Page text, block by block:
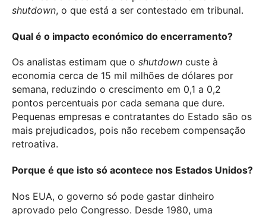
shutdown, o que está a ser contestado em tribunal.
Qual é o impacto económico do encerramento?
Os analistas estimam que o shutdown custe à
economia cerca de 15 mil milhões de dólares por
semana, reduzindo o crescimento em 0,1 a 0,2
pontos percentuais por cada semana que dure.
Pequenas empresas e contratantes do Estado são os
mais prejudicados, pois não recebem compensação
retroativa.
Porque é que isto só acontece nos Estados Unidos?
Nos EUA, o governo só pode gastar dinheiro
aprovado pelo Congresso. Desde 1980, uma